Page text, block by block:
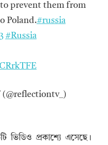
prevent them from
Poland.#russia
#Russia
ভিডিও প্রকাশ্যে এসেছে।